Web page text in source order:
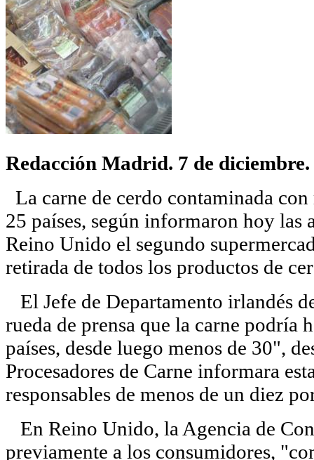
Redacción Madrid. 7 de diciembre.
La carne de cerdo contaminada
25 países, según informaron hoy las
Reino Unido el segundo
retirada de todos los productos de
El Jefe de Departamento irlandés
rueda de prensa que la carne podría
países, desde luego menos de 30",
Procesadores de Carne informara
responsables de menos de un diez
En Reino Unido, la Agencia de
previamente a los consumidores,